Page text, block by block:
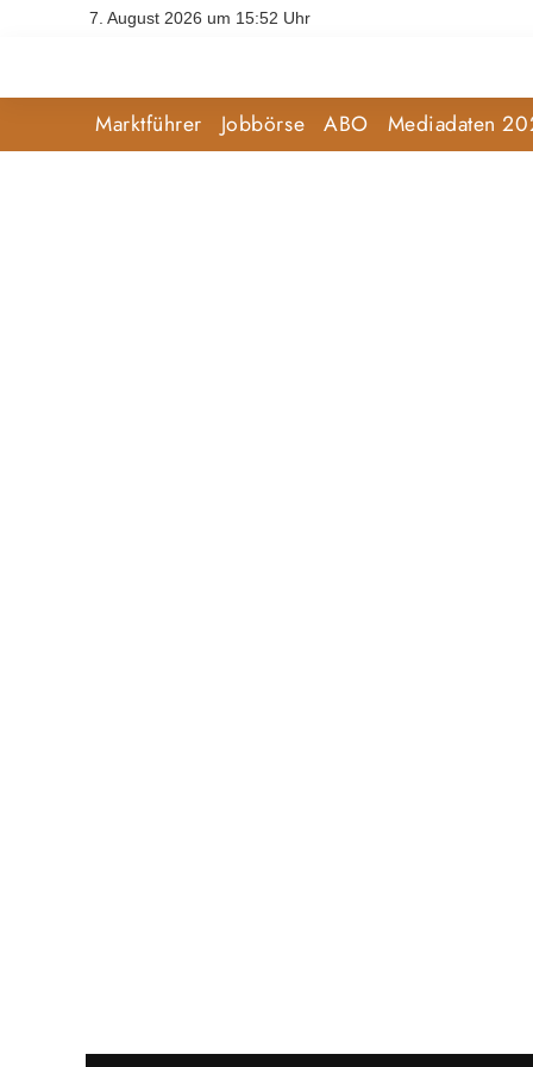
7. August 2026 um 15:52 Uhr
Marktführer Jobbörse ABO Mediadaten